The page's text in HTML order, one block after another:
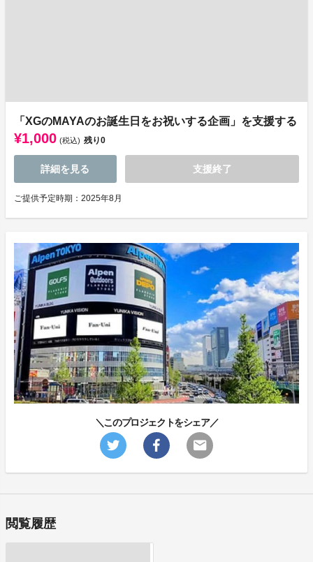
「XGのMAYAのお誕生日をお祝いする企画」を支援する
¥1,000 (税込) 残り0
詳細を見る 支援終了
ご提供予定時期：2025年8月
＼このプロジェクトをシェア／
閲覧履歴